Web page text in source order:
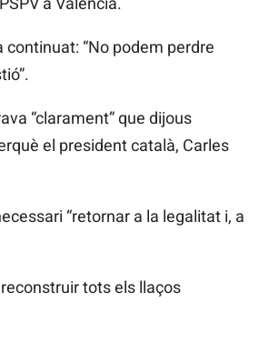
continuat: “No podem perdre
“clarament” que dijous
el president català, Carles
“retornar a la legalitat i, a
tots els llaços